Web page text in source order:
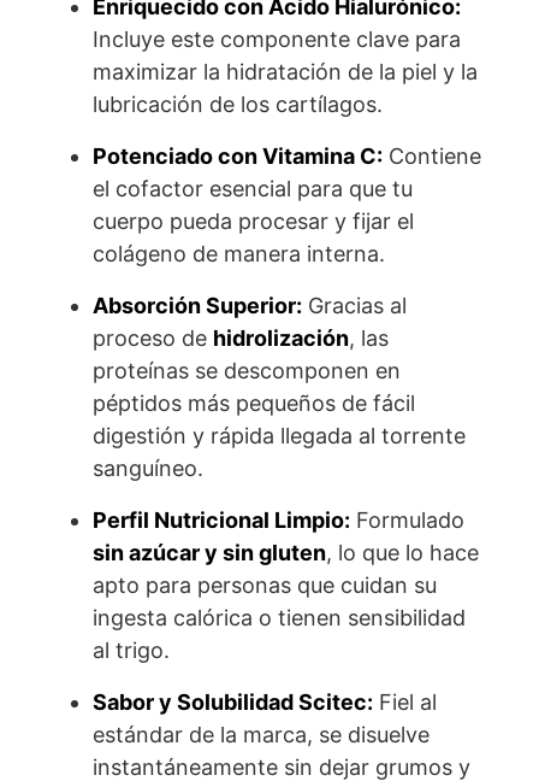
Enriquecido con Ácido Hialurónico:
Incluye este componente clave para
maximizar la hidratación de la piel y la
lubricación de los cartílagos.
Potenciado con Vitamina C:Contiene
el cofactor esencial para que tu
cuerpo pueda procesar y fijar el
colágeno de manera interna.
Absorción Superior: Gracias al
proceso de hidrolización, las
proteínas se descomponen en
péptidos más pequeños de fácil
digestión y rápida llegada al torrente
sanguíneo.
Perfil Nutricional Limpio: Formulado
sin azúcar y sin gluten, lo que lo hace
apto para personas que cuidan su
ingesta calórica o tienen sensibilidad
al trigo.
Sabor y Solubilidad Scitec: Fiel al
estándar de la marca, se disuelve
instantáneamente sin dejar grumos y